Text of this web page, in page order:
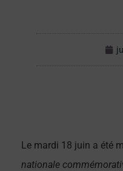
Le mardi 18 juin a été
nationale